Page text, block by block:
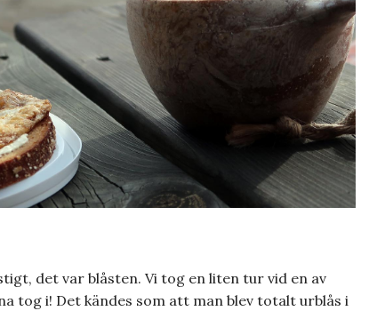
det var blåsten. Vi tog en liten tur vid en av
tog i! Det kändes som att man blev totalt urblås i